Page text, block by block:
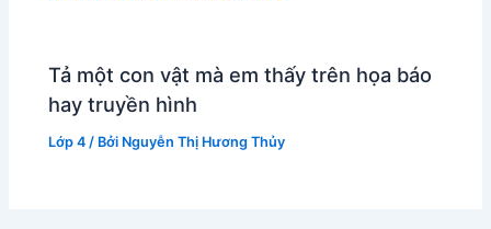
Tả một con vật mà em thấy trên họa báo
hay truyền hình
Lớp 4 / Bởi Nguyễn Thị Hương Thủy